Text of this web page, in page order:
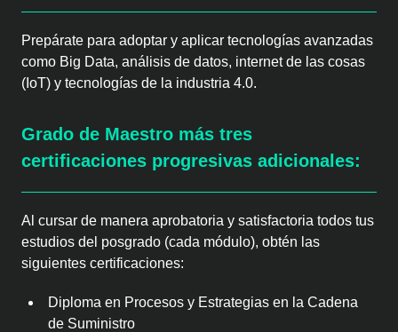
Prepárate para adoptar y aplicar tecnologías avanzadas
como Big Data, análisis de datos, internet de las cosas
(IoT) y tecnologías de la industria 4.0.
Grado de Maestro más tres
certificaciones progresivas adicionales:
Al cursar de manera aprobatoria y satisfactoria todos tus
estudios del posgrado (cada módulo), obtén las
siguientes certificaciones:
Diploma en Procesos y Estrategias en la Cadena
de Suministro